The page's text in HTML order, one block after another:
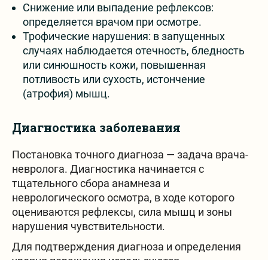
Снижение или выпадение рефлексов:
определяется врачом при осмотре.
Трофические нарушения: в запущенных
случаях наблюдается отечность, бледность
или синюшность кожи, повышенная
потливость или сухость, истончение
(атрофия) мышц.
Диагностика заболевания
Постановка точного диагноза — задача врача-
невролога. Диагностика начинается с
тщательного сбора анамнеза и
неврологического осмотра, в ходе которого
оцениваются рефлексы, сила мышц и зоны
нарушения чувствительности.
Для подтверждения диагноза и определения